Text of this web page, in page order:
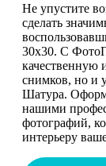
Не упустите
сделать
30х30. С
качественную
снимков, но и
Шатура.
нашими
фотографий,
интерьеру